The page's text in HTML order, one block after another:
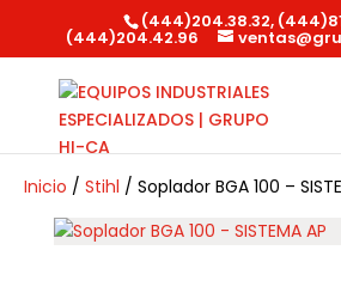
(444)204.38.32,
(444)204.42.96
Inicio / Stihl / Soplador BGA 100 –